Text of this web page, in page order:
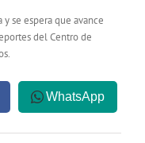
y se espera que avance
del Centro de
WhatsApp